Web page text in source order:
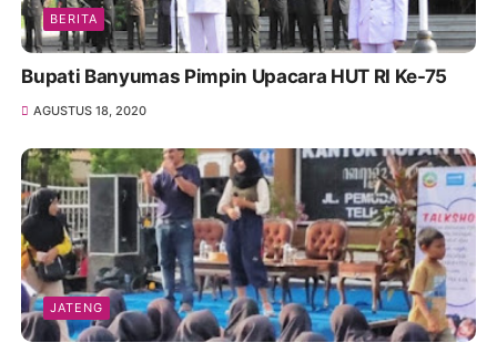
BERITA
Bupati Banyumas Pimpin Upacara HUT RI Ke-75
AGUSTUS 18, 2020
JATENG